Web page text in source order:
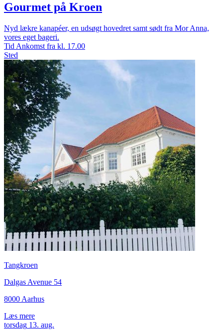
Gourmet på Kroen
Nyd lækre kanapéer, en udsøgt hovedret samt sødt fra Mor Anna,
vores eget bageri.
Tid Ankomst fra kl. 17.00
Sted
Tangkroen
Dalgas Avenue 54
8000 Aarhus
Læs mere
torsdag 13. aug.